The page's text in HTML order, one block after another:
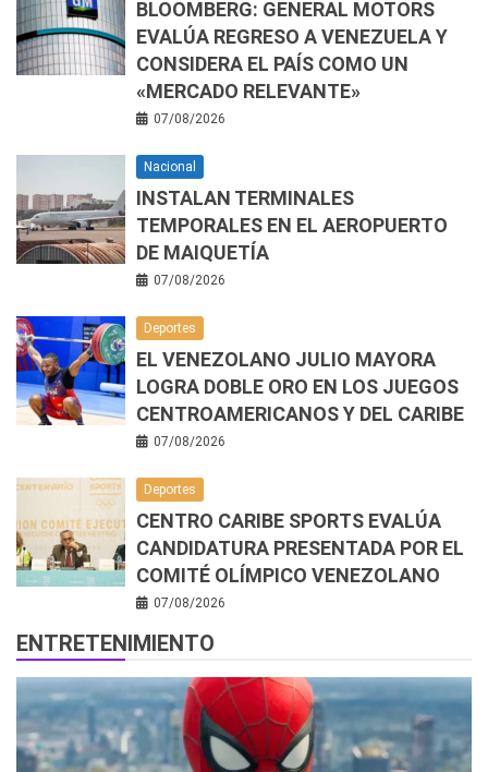
BLOOMBERG: GENERAL MOTORS
EVALÚA REGRESO A VENEZUELA Y
CONSIDERA EL PAÍS COMO UN
«MERCADO RELEVANTE»
07/08/2026
Nacional
INSTALAN TERMINALES
TEMPORALES EN EL AEROPUERTO
DE MAIQUETÍA
07/08/2026
Deportes
EL VENEZOLANO JULIO MAYORA
LOGRA DOBLE ORO EN LOS JUEGOS
CENTROAMERICANOS Y DEL CARIBE
07/08/2026
Deportes
CENTRO CARIBE SPORTS EVALÚA
CANDIDATURA PRESENTADA POR EL
COMITÉ OLÍMPICO VENEZOLANO
07/08/2026
ENTRETENIMIENTO